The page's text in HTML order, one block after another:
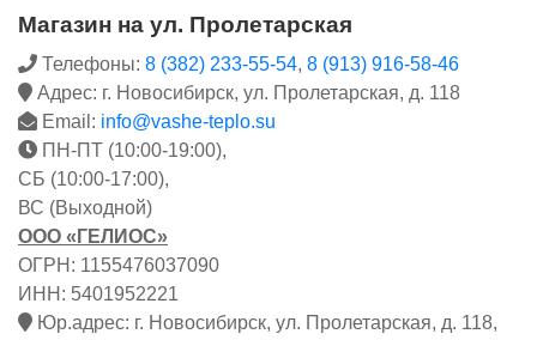
Магазин на ул. Пролетарская
Телефоны: 8 (382) 233-55-54, 8 (913) 916-58-46
Адрес: г. Новосибирск, ул. Пролетарская, д. 118
Email: info@vashe-teplo.su
ПН-ПТ (10:00-19:00),
СБ (10:00-17:00),
ВС (Выходной)
ООО «ГЕЛИОС»
ОГРН: 1155476037090
ИНН: 5401952221
Юр.адрес: г. Новосибирск, ул. Пролетарская, д. 118,